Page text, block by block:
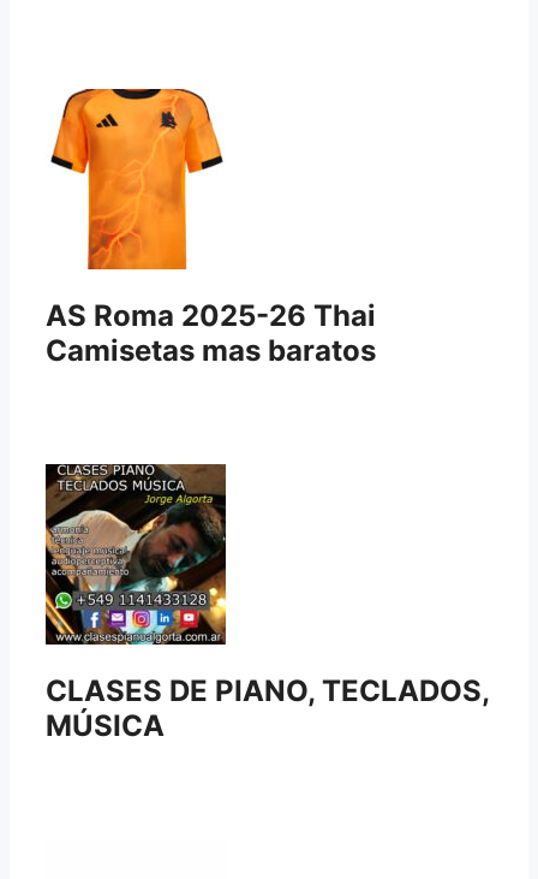
AS Roma 2025-26 Thai
Camisetas mas baratos
CLASES DE PIANO, TECLADOS,
MÚSICA